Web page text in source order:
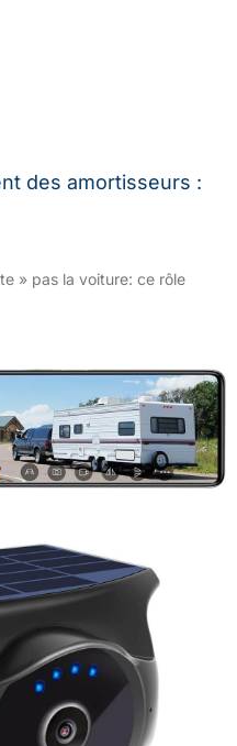
des amortisseurs :
» pas la voiture: ce rôle